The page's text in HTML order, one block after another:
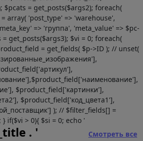
$pcats = get_posts($args2); foreach(
array( 'post_type' => 'warehouse',
=> 'группа', 'meta_value' => $pc-
get_posts($args3); $vi = 0; foreach(
= get_fields( $p->ID ); // unset(
$product_field['картинки'],
$product_field['код_цвета1'],
); // $filter_fields[] =
if($vi > 0){ $si = 0; echo '
. '
Смотреть все